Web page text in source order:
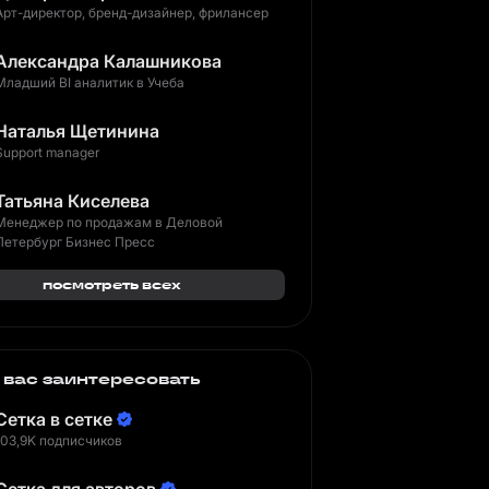
директор, бренд-дизайнер, фрилансер
Калашникова
BI аналитик в Учеба
Щетинина
manager
Киселева
по продажам в Деловой
Бизнес Пресс
посмотреть всех
заинтересовать
в сетке
подписчиков